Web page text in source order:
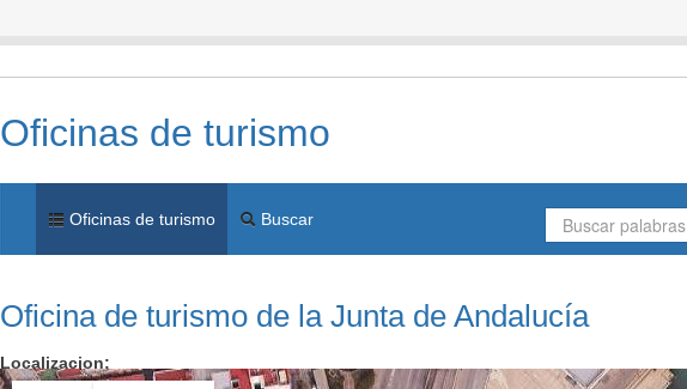
Oficinas de turismo
Oficinas de turismo Buscar
Oficina de turismo de la Junta de Andalucía
Localizacion: